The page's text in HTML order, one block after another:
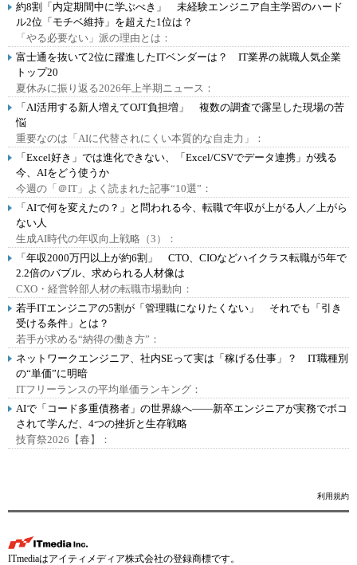
約8割「内定期間中に学ぶべき」 未経験エンジニア自主学習のハード
ル2位「モチベ維持」を超えた1位は？
「やる必要ない」派の理由とは：
富士通を抜いて2位に躍進したITベンダーは？ IT業界の就職人気企業
トップ20
夏休みに振り返る2026年上半期ニュース：
「AI活用する新人増えてOJT負担増」 複数の調査で露呈した現場の苦
悩
重要なのは「AIに代替されにくい本質的な自走力」：
「Excel好き」では進化できない、「Excel/CSVでデータ連携」が残る
今、AIをどう使うか
今週の「＠IT」よく読まれた記事“10選”：
「AIで何を変えたの？」と問われる今、転職で年収が上がる人／上がら
ない人
生成AI時代の年収向上戦略（3）：
「年収2000万円以上が約6割」 CTO、CIOなどハイクラス転職が5年で
2.2倍のバブル、求められる人材像は
CXO・経営幹部人材の転職市場動向：
若手ITエンジニアの5割が「管理職になりたくない」 それでも「引き
受ける条件」とは？
若手が求める“納得の働き方”：
ネットワークエンジニア、社内SEって実は「稼げる仕事」？ IT職種別
の“単価”に明暗
ITフリーランスの平均単価ランキング：
AIで「コード多重債務者」の世界線へ――新卒エンジニアが実務でボコ
されて学んだ、4つの挫折と生存戦略
技育祭2026【春】：
利用規約
ITmediaはアイティメディア株式会社の登録商標です。